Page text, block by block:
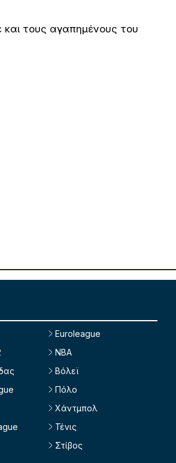
και τους αγαπημένους του
Euroleague
NBA
Βόλεϊ
Πόλο
Χάντμπολ
Τένις
Στίβος